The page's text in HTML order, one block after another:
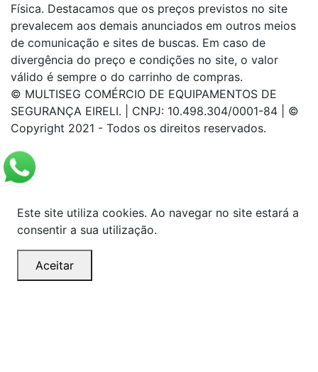
Física. Destacamos que os preços previstos no site
prevalecem aos demais anunciados em outros meios
de comunicação e sites de buscas. Em caso de
divergência do preço e condições no site, o valor
válido é sempre o do carrinho de compras.
© MULTISEG COMÉRCIO DE EQUIPAMENTOS DE
SEGURANÇA EIRELI. | CNPJ: 10.498.304/0001-84 | ©
Copyright 2021 - Todos os direitos reservados.
Este site utiliza cookies. Ao navegar no site estará a
consentir a sua utilização.
Aceitar